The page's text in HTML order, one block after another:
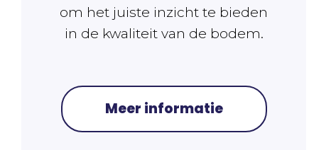
om het juiste inzicht te bieden
in de kwaliteit van de bodem.
Meer informatie